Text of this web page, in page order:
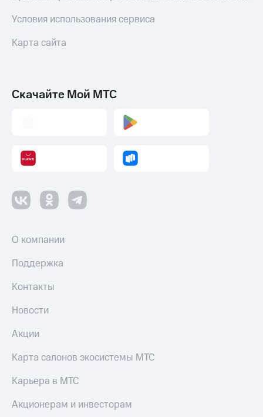
Условия использования сервиса
Карта сайта
Скачайте Мой МТС
О компании
Поддержка
Контакты
Новости
Акции
Карта салонов экосистемы МТС
Карьера в МТС
Акционерам и инвесторам